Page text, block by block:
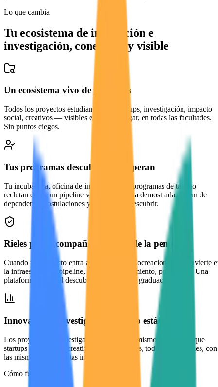
Lo que cambia
Tu ecosistema de innovación e
investigación, conectado y visible
Un ecosistema vivo de proyectos
Todos los proyectos estudiantiles — startups, investigación, impacto
social, creativos — visibles en un solo lugar, en todas las facultades.
Sin puntos ciegos.
Tus programas descubren, no esperan
Tu incubadora, oficina de investigación y programas de talento
reclutan desde un pipeline vivo de iniciativa demostrada. Dejan de
depender de postulaciones y empiezan a descubrir.
Rieles para acompañar lo que vale la pena
Cuando un proyecto entra a tu programa, Cocreaciones se convierte
la infraestructura: pipeline, mentoría, seguimiento, progresión. Una
plataforma desde el descubrimiento hasta la graduación.
Innovación e investigación, mismo estándar
Los proyectos de investigación viven en el mismo ecosistema que
startups e iniciativas creativas. Todos visibles, todos descubribles, con
las mismas herramientas institucionales.
Cómo funciona